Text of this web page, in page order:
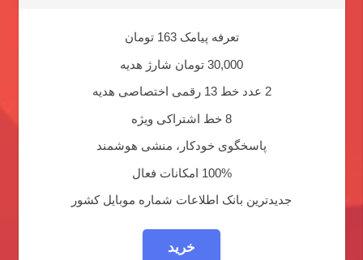
تعرفه پیامک 163 تومان
30,000 تومان شارژ هدیه
2 عدد خط 13 رقمی اختصاصی هدیه
8 خط اشتراکی ویژه
پاسخگوی خودکار، منشی هوشمند
100% امکانات فعال
جدیدترین بانک اطلاعات شماره موبایل کشور
خرید